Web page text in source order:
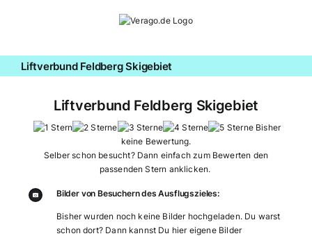
Liftverbund Feldberg Skigebiet
Liftverbund Feldberg Skigebiet
Bisher
keine Bewertung.
Selber schon besucht? Dann einfach zum Bewerten den
passenden Stern anklicken.
Bilder von Besuchern des Ausflugszieles:
Bisher wurden noch keine Bilder hochgeladen. Du warst
schon dort? Dann kannst Du hier eigene Bilder